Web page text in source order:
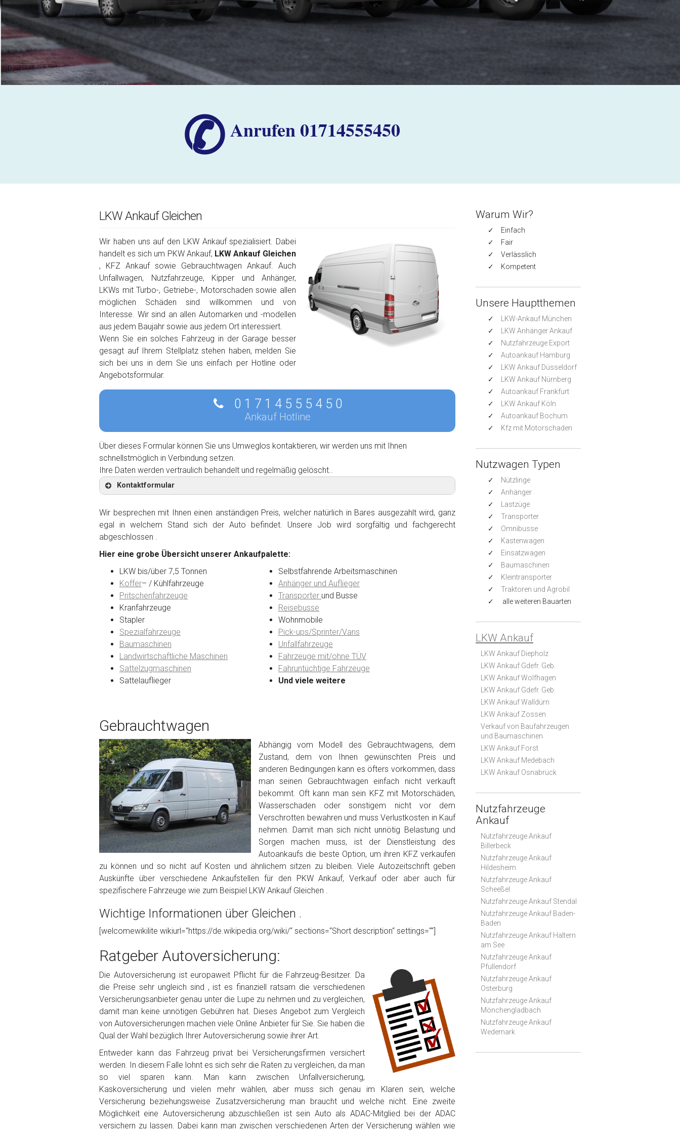
✆Anrufen 01714555450
LKW Ankauf Gleichen
Wir haben uns auf den LKW Ankauf spezialisiert. Dabei
handelt es sich um PKW Ankauf, LKW Ankauf Gleichen
, KFZ Ankauf sowie Gebrauchtwagen Ankauf. Auch
Unfallwagen, Nutzfahrzeuge, Kipper und Anhänger,
LKWs mit Turbo-, Getriebe-, Motorschaden sowie allen
möglichen Schäden sind willkommen und von
Interesse. Wir sind an allen Automarken und -modellen
aus jedem Baujahr sowie aus jedem Ort interessiert.
Wenn Sie ein solches Fahrzeug in der Garage besser
gesagt auf Ihrem Stellplatz stehen haben, melden Sie
sich bei uns in dem Sie uns einfach per Hotline oder
Angebotsformular.
0 1 7 1 4 5 5 5 4 5 0
Ankauf Hotline
Über dieses Formular können Sie uns Umweglos kontaktieren, wir werden uns mit Ihnen
schnellstmöglich in Verbindung setzen.
Ihre Daten werden vertraulich behandelt und regelmäßig gelöscht..
Kontaktformular
Kontaktformular
Marke*
Model
Baujahr
Getriebe
Kilometerstand
Preisvorstellung
Name*
Telefon*
Email
PLZ und Ort
Foto Nr. 1
Foto Nr. 2
Foto Nr. 3
Sonstiges
Wir besprechen mit Ihnen einen anständigen Preis, welcher natürlich in Bares ausgezahlt wird, ganz
egal in welchem Stand sich der Auto befindet. Unsere Job wird sorgfältig und fachgerecht
abgeschlossen .
Hier eine grobe Übersicht unserer Ankaufpalette:
LKW bis/über 7,5 Tonnen
Koffer– / Kühlfahrzeuge
Pritschenfahrzeuge
Kranfahrzeuge
Stapler
Spezialfahrzeuge
Baumaschinen
Landwirtschaftliche Maschinen
Sattelzugmaschinen
Sattelauflieger
Selbstfahrende Arbeitsmaschinen
Anhänger und Auflieger
Transporter und Busse
Reisebusse
Wohnmobile
Pick-ups/Sprinter/Vans
Unfallfahrzeuge
Fahrzeuge mit/ohne TÜV
Fahruntüchtige Fahrzeuge
Und viele weitere
Gebrauchtwagen
Abhängig vom Modell des Gebrauchtwagens, dem
Zustand, dem von Ihnen gewünschten Preis und
anderen Bedingungen kann es öfters vorkommen, dass
man seinen Gebrauchtwagen einfach nicht verkauft
bekommt. Oft kann man sein KFZ mit Motorschäden,
Wasserschaden oder sonstigem nicht vor dem
Verschrotten bewahren und muss Verlustkosten in Kauf
nehmen. Damit man sich nicht unnötig Belastung und
Sorgen machen muss, ist der Dienstleistung des
Autoankaufs die beste Option, um ihren KFZ verkaufen
zu können und so nicht auf Kosten und ähnlichem sitzen zu bleiben. Viele Autozeitschrift geben
Auskünfte über verschiedene Ankaufstellen für den PKW Ankauf, Verkauf oder aber auch für
spezifischere Fahrzeuge wie zum Beispiel LKW Ankauf Gleichen .
Wichtige Informationen über Gleichen .
[welcomewikilite wikiurl=“https://de.wikipedia.org/wiki/“ sections=“Short description“ settings=““]
Ratgeber Autoversicherung:
Die Autoversicherung ist europaweit Pflicht für die Fahrzeug-Besitzer. Da
die Preise sehr ungleich sind , ist es finanziell ratsam die verschiedenen
Versicherungsanbieter genau unter die Lupe zu nehmen und zu vergleichen,
damit man keine unnötigen Gebühren hat. Dieses Angebot zum Vergleich
von Autoversicherungen machen viele Online Anbieter für Sie. Sie haben die
Qual der Wahl bezüglich Ihrer Autoversicherung sowie ihrer Art.
Entweder kann das Fahrzeug privat bei Versicherungsfirmen versichert
werden. In diesem Falle lohnt es sich sehr die Raten zu vergleichen, da man
so viel sparen kann. Man kann zwischen Unfallversicherung,
Kaskoversicherung und vielen mehr wählen, aber muss sich genau im Klaren sein, welche
Versicherung beziehungsweise Zusatzversicherung man braucht und welche nicht. Eine zweite
Möglichkeit eine Autoversicherung abzuschließen ist sein Auto als ADAC-Mitglied bei der ADAC
versichern zu lassen. Dabei kann man zwischen verschiedenen Arten der Versicherung wählen wie
Warum Wir?
Einfach
Fair
Verlässlich
Kompetent
Unsere Hauptthemen
LKW-Ankauf München
LKW Anhänger Ankauf
Nutzfahrzeuge Export
Autoankauf Hamburg
LKW Ankauf Düsseldorf
LKW Ankauf Nürnberg
Autoankauf Frankfurt
LKW Ankauf Köln
Autoankauf Bochum
Kfz mit Motorschaden
Nutzwagen Typen
Nützlinge
Anhänger
Lastzüge
Transporter
Omnibusse
Kastenwagen
Einsatzwagen
Baumaschinen
Kleintransporter
Traktoren und Agrobil
alle weiteren Bauarten
LKW Ankauf
LKW Ankauf Diepholz
LKW Ankauf Gdefr. Geb.
LKW Ankauf Wolfhagen
LKW Ankauf Gdefr. Geb.
LKW Ankauf Walldürn
LKW Ankauf Zossen
Verkauf von Baufahrzeugen
und Baumaschinen
LKW Ankauf Forst
LKW Ankauf Medebach
LKW Ankauf Osnabrück
Nutzfahrzeuge
Ankauf
Nutzfahrzeuge Ankauf
Billerbeck
Nutzfahrzeuge Ankauf
Hildesheim
Nutzfahrzeuge Ankauf
Scheeßel
Nutzfahrzeuge Ankauf Stendal
Nutzfahrzeuge Ankauf Baden-
Baden
Nutzfahrzeuge Ankauf Haltern
am See
Nutzfahrzeuge Ankauf
Pfullendorf
Nutzfahrzeuge Ankauf
Osterburg
Nutzfahrzeuge Ankauf
Mönchengladbach
Nutzfahrzeuge Ankauf
Wedemark